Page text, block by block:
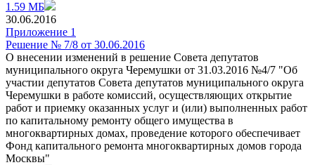
1.59 МБ
30.06.2016
Приложение 1
Решение № 7/8 от 30.06.2016
О внесении изменений в решение Совета депутатов
муниципального округа Черемушки от 31.03.2016 №4/7 "Об
участии депутатов Совета депутатов муниципального округа
Черемушки в работе комиссий, осуществляющих открытие
работ и приемку оказанных услуг и (или) выполненных работ
по капитальному ремонту общего имущества в
многоквартирных домах, проведение которого обеспечивает
Фонд капитального ремонта многоквартирных домов города
Москвы"